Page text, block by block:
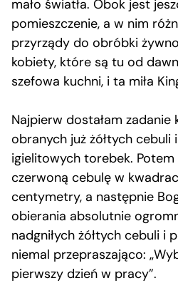
mało światła. Obok jest
pomieszczenie, a w nim
przyrządy do obróbki
kobiety, które są tu od
szefowa kuchni, i ta miła
Najpierw dostałam zadanie
obranych już żółtych cebuli
igielitowych torebek. Potem
czerwoną cebulę w
centymetry, a następnie
obierania absolutnie
nadgniłych żółtych cebuli i
niemal przepraszająco:
pierwszy dzień w pracy”.